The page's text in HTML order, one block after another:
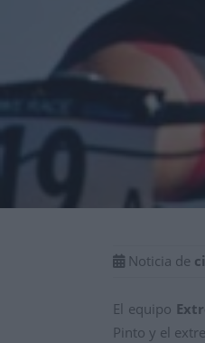
Noticia de
El equipo
Pinto y el